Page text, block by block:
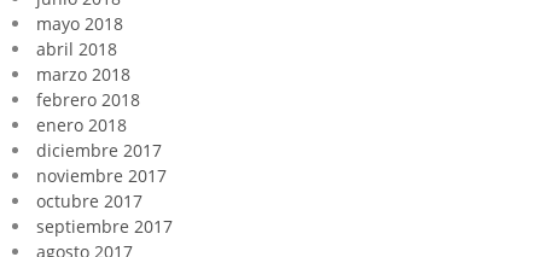
mayo 2018
abril 2018
marzo 2018
febrero 2018
enero 2018
diciembre 2017
noviembre 2017
octubre 2017
septiembre 2017
agosto 2017